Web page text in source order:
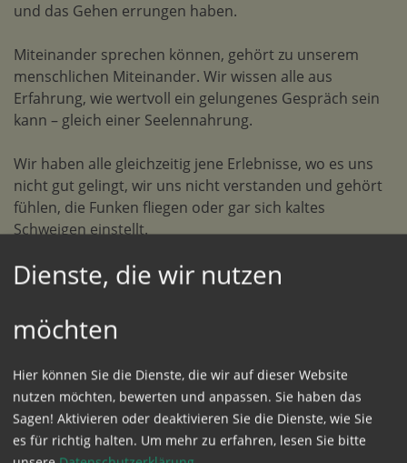
und das Gehen errungen haben.
Miteinander sprechen können, gehört zu unserem
menschlichen Miteinander. Wir wissen alle aus
Erfahrung, wie wertvoll ein gelungenes Gespräch sein
kann – gleich einer Seelennahrung.
Wir haben alle gleichzeitig jene Erlebnisse, wo es uns
nicht gut gelingt, wir uns nicht verstanden und gehört
fühlen, die Funken fliegen oder gar sich kaltes
Schweigen einstellt.
Miteinander reden ist eine Übungssache, die es wert
ist, zu üben. Das spezielle Kommunikationstraining für
Paare ist eine wunderbare Gelegenheit dafür.
Habt ihr Zeit, diese Gelegenheit zu nützen?
Fr, 4. – So, 6. September 2026in Matrei am Brenner
Anmeldung und Details
Dienste, die wir nutzen
möchten
Hier können Sie die Dienste, die wir auf dieser Website
nutzen möchten, bewerten und anpassen. Sie haben das
Sagen! Aktivieren oder deaktivieren Sie die Dienste, wie Sie
es für richtig halten. Um mehr zu erfahren, lesen Sie bitte